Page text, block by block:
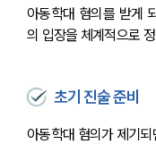
아동학대 혐의를 받게
의 입장을 체계적으로
초기 진술 준비
아동학대 혐의가 제기